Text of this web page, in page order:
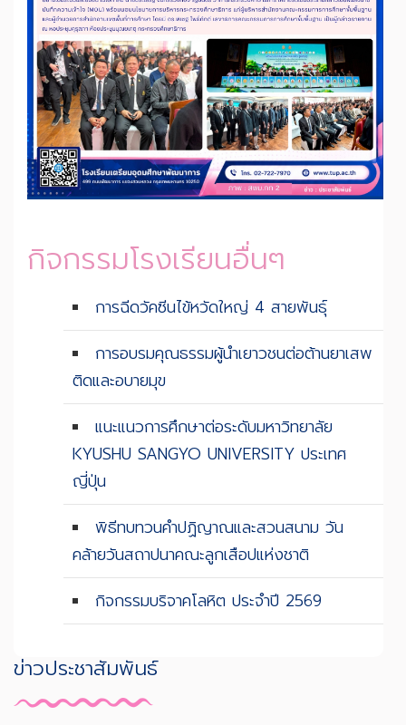
กิจกรรมโรงเรียนอื่นๆ
การฉีดวัคซีนไข้หวัดใหญ่ 4 สายพันธุ์
การอบรมคุณธรรมผู้นำเยาวชนต่อต้านยาเสพ
ติดและอบายมุข
แนะแนวการศึกษาต่อระดับมหาวิทยาลัย
KYUSHU SANGYO UNIVERSITY ประเทศ
ญี่ปุ่น
พิธีทบทวนคำปฏิญาณและสวนสนาม วัน
คล้ายวันสถาปนาคณะลูกเสือปแห่งชาติ
กิจกรรมบริจาคโลหิต ประจำปี 2569
ข่าวประชาสัมพันธ์